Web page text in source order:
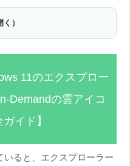
）
11のエクスプロー
Demandの雲アイコ
イド】
ると、エクスプローラー